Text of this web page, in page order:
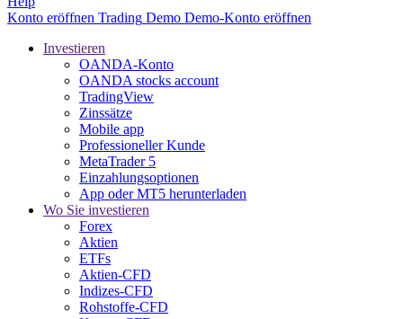
Konto eröffnen Trading Demo Demo-Konto eröffnen
Investieren
OANDA-Konto
OANDA stocks account
TradingView
Zinssätze
Mobile app
Professioneller Kunde
MetaTrader 5
Einzahlungsoptionen
App oder MT5 herunterladen
Wo Sie investieren
Forex
Aktien
ETFs
Aktien-CFD
Indizes-CFD
Rohstoffe-CFD